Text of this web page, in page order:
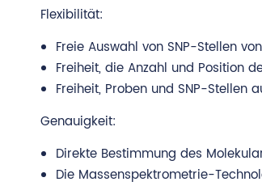
Flexibilität:
Freie Auswahl von SNP-Stellen
Freiheit, die Anzahl und Position
Freiheit, Proben und SNP-Stellen
Genauigkeit:
Direkte Bestimmung des
Die Massenspektrometrie-